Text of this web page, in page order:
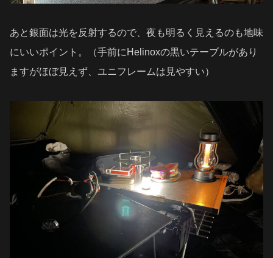
あと銀面は光を反射するので、夜も明るく見えるのも地味
にいいポイント。（手前にHelinoxの黒いテーブルがあり
ますがほぼ見えず、ユニフレームは見やすい）